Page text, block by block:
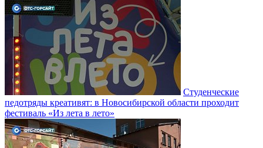
Студенческие
педотряды креативят: в Новосибирской области проходит
фестиваль «Из лета в лето»